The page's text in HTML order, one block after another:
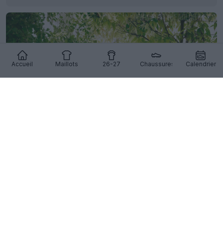
Accueil Maillots 26-27 Chaussures Calendrier